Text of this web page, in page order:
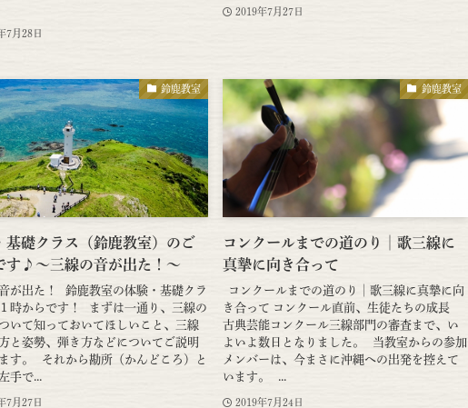
7月28日
2019年7月27日
鈴鹿教室
基礎クラス（鈴鹿教室）のご
す♪～三線の音が出た！～
が出た！ 鈴鹿教室の体験・基礎クラ
時からです！ まずは一通り、三線の
いて知っておいてほしいこと、三線
と姿勢、弾き方などについてご説明
す。 それから勘所（かんどころ）と
手で...
7月27日
鈴鹿教室
コンクールまでの道のり│歌三線に
真摯に向き合って
コンクールまでの道のり│歌三線に真摯に向
き合って コンクール直前、生徒たちの成長
古典芸能コンクール三線部門の審査まで、い
よいよ数日となりました。 当教室からの参加
メンバーは、今まさに沖縄への出発を控えて
います。 ...
2019年7月24日